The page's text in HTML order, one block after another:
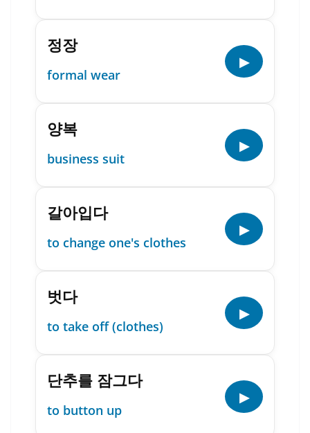
정장
formal wear
▶
양복
business suit
▶
갈아입다
to change one's clothes
▶
벗다
to take off (clothes)
▶
단추를 잠그다
to button up
▶